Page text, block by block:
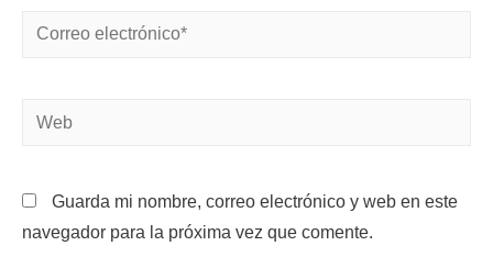
Guarda mi nombre, correo electrónico y web en este
navegador para la próxima vez que comente.